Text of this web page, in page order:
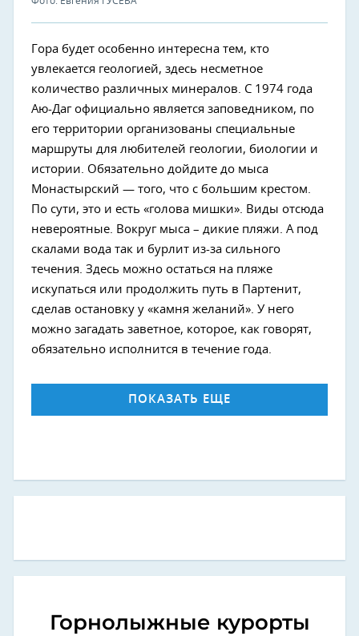
Гора будет особенно интересна тем, кто
увлекается геологией, здесь несметное
количество различных минералов. С 1974 года
Аю-Даг официально является заповедником, по
его территории организованы специальные
маршруты для любителей геологии, биологии и
истории. Обязательно дойдите до мыса
Монастырский — того, что с большим крестом.
По сути, это и есть «голова мишки». Виды отсюда
невероятные. Вокруг мыса – дикие пляжи. А под
скалами вода так и бурлит из-за сильного
течения. Здесь можно остаться на пляже
искупаться или продолжить путь в Партенит,
сделав остановку у «камня желаний». У него
можно загадать заветное, которое, как говорят,
обязательно исполнится в течение года.
ПОКАЗАТЬ ЕЩЕ
Горнолыжные курорты